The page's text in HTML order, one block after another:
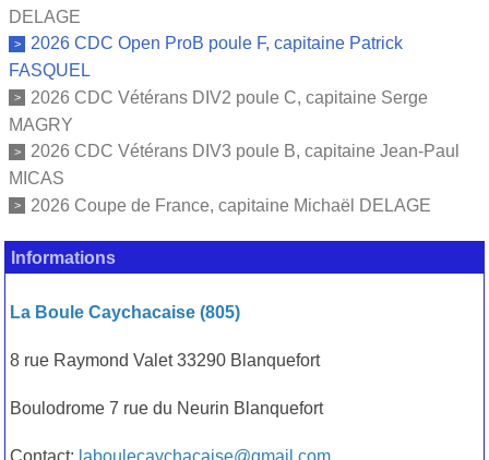
DELAGE
2026 CDC Open ProB poule F, capitaine Patrick
FASQUEL
2026 CDC Vétérans DIV2 poule C, capitaine Serge
MAGRY
2026 CDC Vétérans DIV3 poule B, capitaine Jean-Paul
MICAS
2026 Coupe de France, capitaine Michaël DELAGE
Informations
La Boule Caychacaise (805)
8 rue Raymond Valet 33290 Blanquefort
Boulodrome 7 rue du Neurin Blanquefort
Contact: laboulecaychacaise@gmail.com